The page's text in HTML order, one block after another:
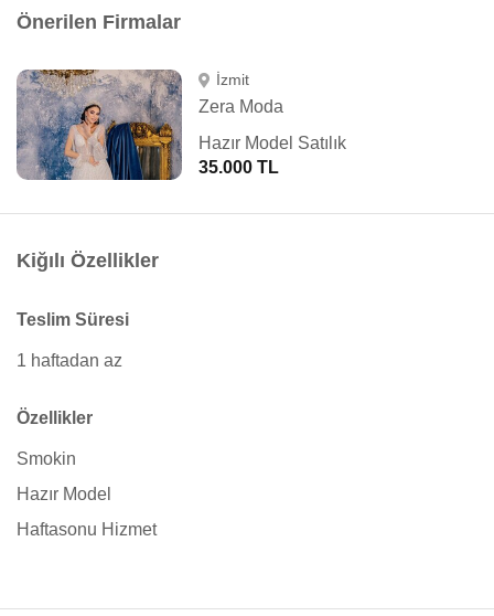
Önerilen Firmalar
İzmit
Zera Moda
Hazır Model Satılık
35.000 TL
Kiğılı Özellikler
Teslim Süresi
1 haftadan az
Özellikler
Smokin
Hazır Model
Haftasonu Hizmet